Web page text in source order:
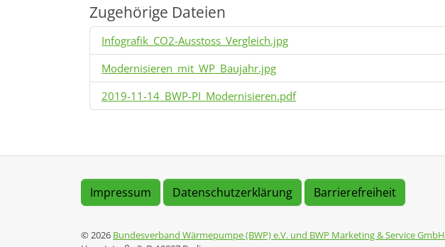
Zugehörige Dateien
Infografik_CO2-Ausstoss_Vergleich.jpg
Modernisieren_mit_WP_Baujahr.jpg
2019-11-14_BWP-PI_Modernisieren.pdf
Impressum Datenschutzerklärung Barrierefreiheit
© 2026 Bundesverband Wärmepumpe (BWP) e.V. und BWP Marketing & Service GmbH